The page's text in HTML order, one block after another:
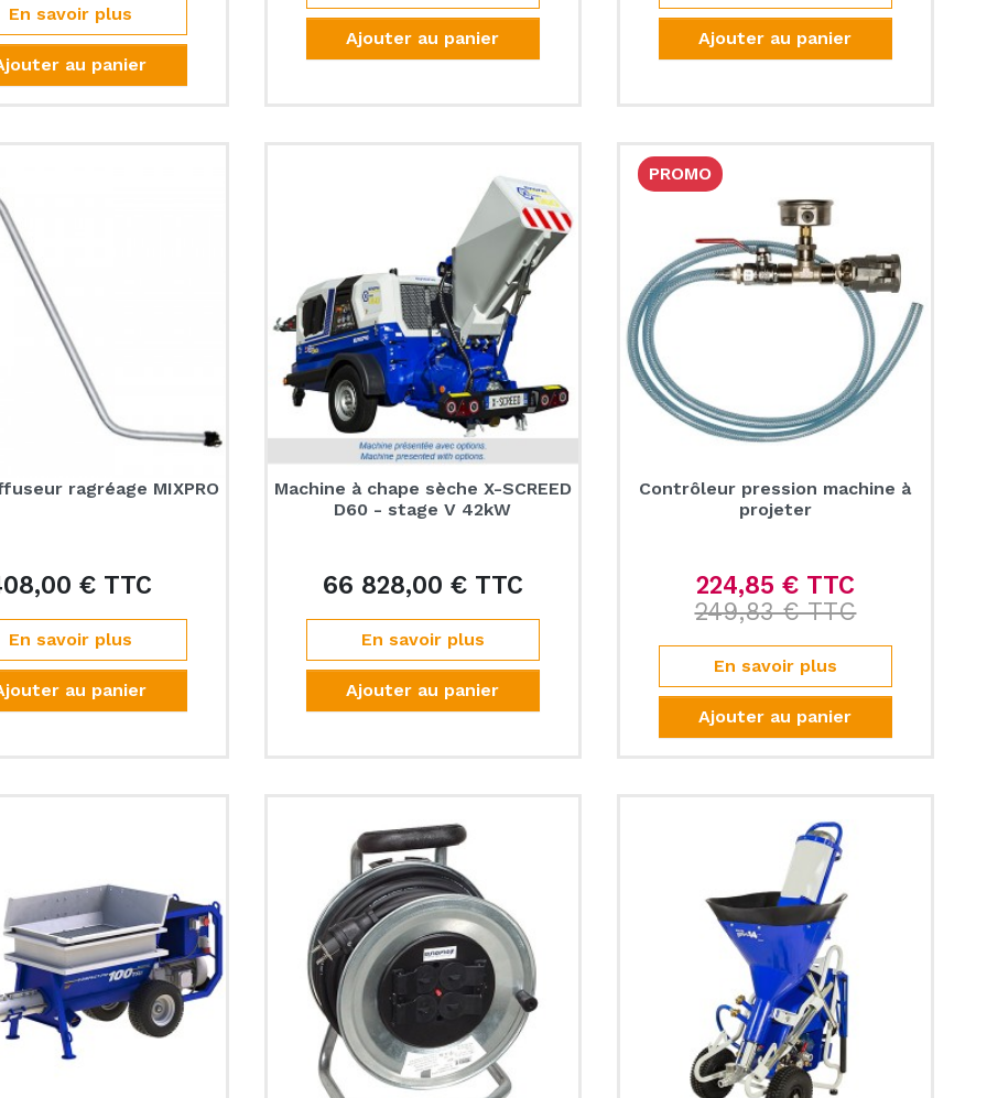
En savoir plus
au panier
Ajouter au panier Ajouter au panier
ragréage MIXPRO
€ TTC
En savoir plus
au panier
Machine à chape sèche X-SCREED
D60 - stage V 42kW
66 828,00 € TTCPrix
En savoir plus
Ajouter au panier
Contrôleur pression machine à
projeter
224,85 € TTCPrix de base
249,83 € TTCPrix
En savoir plus
Ajouter au panier
PROMO